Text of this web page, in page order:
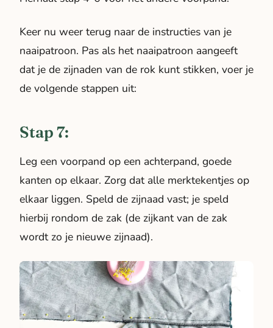
Keer nu weer terug naar de instructies van je
naaipatroon. Pas als het naaipatroon aangeeft
dat je de zijnaden van de rok kunt stikken, voer je
de volgende stappen uit:
Stap 7:
Leg een voorpand op een achterpand, goede
kanten op elkaar. Zorg dat alle merktekentjes op
elkaar liggen. Speld de zijnaad vast; je speld
hierbij rondom de zak (de zijkant van de zak
wordt zo je nieuwe zijnaad).